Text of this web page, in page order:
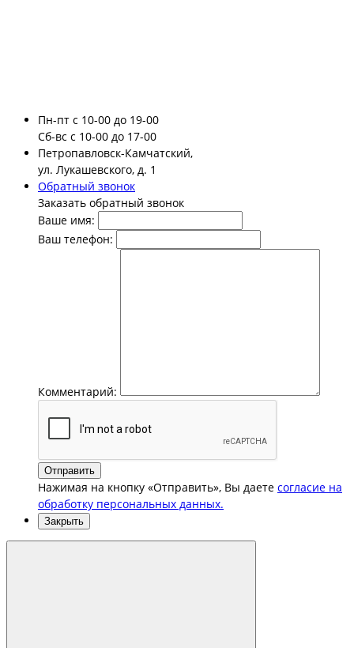
Пн-пт с 10-00 до 19-00
Сб-вс с 10-00 до 17-00
Петропавловск-Камчатский,
ул. Лукашевского, д. 1
Обратный звонок
Заказать обратный звонок
Ваше имя:
Ваш телефон:
Комментарий:
Отправить
Нажимая на кнопку «Отправить», Вы даете согласие на
обработку персональных данных.
Закрыть